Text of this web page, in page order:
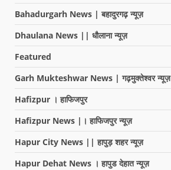
Bahadurgarh News | बहादुरगढ़ न्यूज़
Dhaulana News || धौलाना न्यूज़
Featured
Garh Mukteshwar News | गढ़मुक्तेश्वर न्यूज़
Hafizpur । हाफिजपुर
Hafizpur News |। हाफिजपुर न्यूज़
Hapur City News || हापुड़ शहर न्यूज़
Hapur Dehat News । हापुड देहात न्यूज़